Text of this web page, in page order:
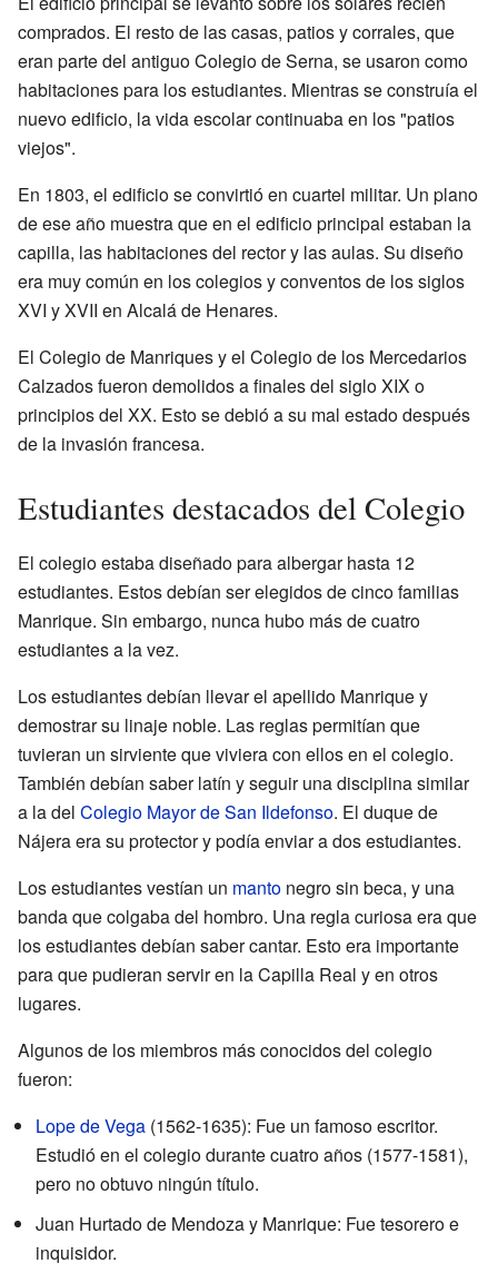
comprados. El resto de las casas, patios y corrales, que
eran parte del antiguo Colegio de Serna, se usaron como
habitaciones para los estudiantes. Mientras se construía el
nuevo edificio, la vida escolar continuaba en los "patios
viejos".
En 1803, el edificio se convirtió en cuartel militar. Un plano
de ese año muestra que en el edificio principal estaban la
capilla, las habitaciones del rector y las aulas. Su diseño
era muy común en los colegios y conventos de los siglos
XVI y XVII en Alcalá de Henares.
El Colegio de Manriques y el Colegio de los Mercedarios
Calzados fueron demolidos a finales del siglo XIX o
principios del XX. Esto se debió a su mal estado después
de la invasión francesa.
Estudiantes destacados del Colegio
El colegio estaba diseñado para albergar hasta 12
estudiantes. Estos debían ser elegidos de cinco familias
Manrique. Sin embargo, nunca hubo más de cuatro
estudiantes a la vez.
Los estudiantes debían llevar el apellido Manrique y
demostrar su linaje noble. Las reglas permitían que
tuvieran un sirviente que viviera con ellos en el colegio.
También debían saber latín y seguir una disciplina similar
a la del Colegio Mayor de San Ildefonso. El duque de
Nájera era su protector y podía enviar a dos estudiantes.
Los estudiantes vestían un manto negro sin beca, y una
banda que colgaba del hombro. Una regla curiosa era que
los estudiantes debían saber cantar. Esto era importante
para que pudieran servir en la Capilla Real y en otros
lugares.
Algunos de los miembros más conocidos del colegio
fueron:
Lope de Vega (1562-1635): Fue un famoso escritor.
Estudió en el colegio durante cuatro años (1577-1581),
pero no obtuvo ningún título.
Juan Hurtado de Mendoza y Manrique: Fue tesorero e
inquisidor.